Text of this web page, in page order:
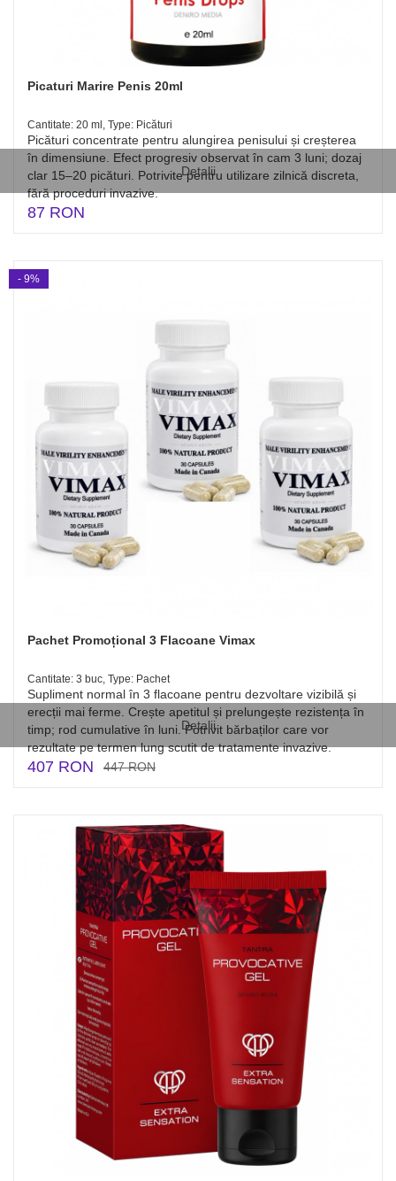
Detalii
Picaturi Marire Penis 20ml
Cantitate: 20 ml, Type: Picături
Picături concentrate pentru alungirea penisului și creșterea
în dimensiune. Efect progresiv observat în cam 3 luni; dozaj
clar 15–20 picături. Potrivite pentru utilizare zilnică discreta,
fără proceduri invazive.
87 RON
Detalii
Pachet Promoțional 3 Flacoane Vimax
Cantitate: 3 buc, Type: Pachet
Supliment normal în 3 flacoane pentru dezvoltare vizibilă și
erecții mai ferme. Crește apetitul și prelungește rezistența în
timp; rod cumulative în luni. Potrivit bărbaților care vor
rezultate pe termen lung scutit de tratamente invazive.
407 RON 447 RON
- 9%